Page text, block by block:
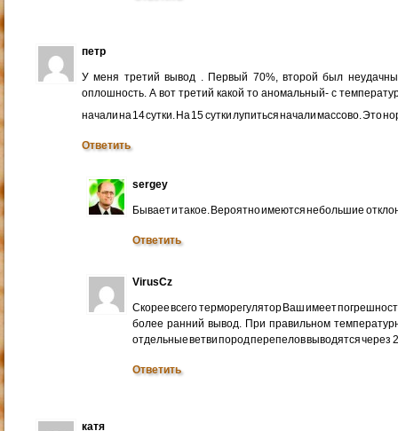
петр
У меня третий вывод . Первый 70%, второй был
оплошность. А вот третий какой то аномальный- с
начали на 14 сутки. На 15 сутки лупиться начали массово. Это
Ответить
sergey
Бывает и такое. Вероятно имеются небольшие
Ответить
VirusCz
Скорее всего терморегулятор Ваш имеет
более ранний вывод. При правильном
отдельные ветви пород перепелов выводятся через
Ответить
катя